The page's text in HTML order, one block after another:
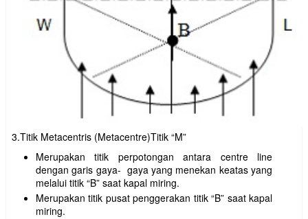
3.Titik Metacentris (Metacentre)Titik “M”
Merupakan titik perpotongan antara centre line
dengan garis gaya- gaya yang menekan keatas yang
melalui titik “B” saat kapal miring.
Merupakan titik pusat penggerakan titik “B” saat kapal
miring.